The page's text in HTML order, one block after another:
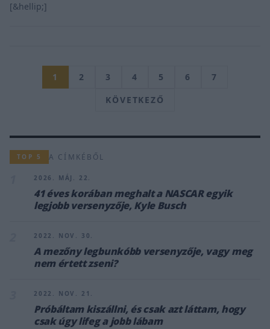
[&hellip;]
1 2 3 4 5 6
7
KÖVETKEZŐ
TOP 5 A CÍMKÉBŐL
2026. MÁJ. 22.
41 éves korában meghalt a NASCAR egyik
legjobb versenyzője, Kyle Busch
2022. NOV. 30.
A mezőny legbunkóbb versenyzője, vagy meg
nem értett zseni?
2022. NOV. 21.
Próbáltam kiszállni, és csak azt láttam, hogy
csak úgy lifeg a jobb lábam